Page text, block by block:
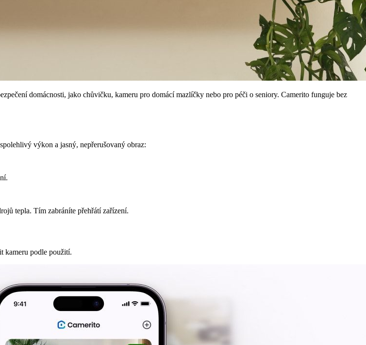
domácnosti, jako chůvičku, kameru pro domácí mazlíčky nebo pro péči o seniory. Camerito funguje bez
výkon a jasný, nepřerušovaný obraz:
tepla. Tím zabráníte přehřátí zařízení.
kameru podle použití.